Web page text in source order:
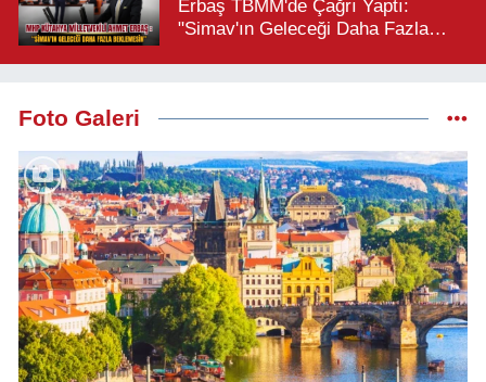
Erbaş TBMM'de Çağrı Yaptı:
"Simav'ın Geleceği Daha Fazla
Foto Galeri